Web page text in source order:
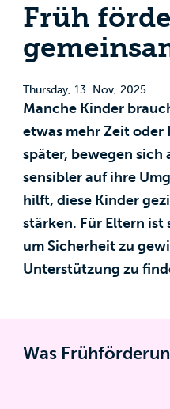
Früh
Thursday, 13. Nov, 2025
Manche Kinder
etwas mehr Zeit oder
später, bewegen sich
sensibler auf ihre
hilft, diese Kinder
stärken. Für Eltern
um Sicherheit zu
Unterstützung zu
Was